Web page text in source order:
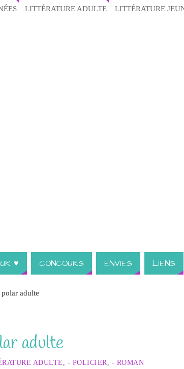
LITTÉRATURE ADULTE LITTÉRATURE
♥ CONCOURS ENVIES LIENS
polar adulte
adulte
ADULTE - POLICIER - ROMAN